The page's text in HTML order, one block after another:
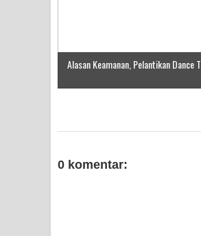
Alasan Keamanan, Pelantikan Dance T...
0 komentar: